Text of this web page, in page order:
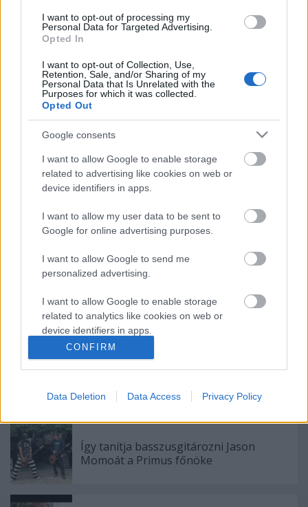
I want to opt-out of processing my
Personal Data for Targeted Advertising.
Opted In
I want to opt-out of Collection, Use,
Retention, Sale, and/or Sharing of my
Personal Data that Is Unrelated with the
Purposes for which it was collected.
Opted Out
Google consents
I want to allow Google to enable storage
related to advertising like cookies on web or
device identifiers in apps.
I want to allow my user data to be sent to
Google for online advertising purposes.
I want to allow Google to send me
personalized advertising.
I want to allow Google to enable storage
related to analytics like cookies on web or
device identifiers in apps.
I want to allow Google to enable storage
related to functionality of the website or app.
I want to allow Google to enable storage
I want to allow Google to enable storage
related to security, including authentication
functionality and fraud prevention, and other
CONFIRM
Data Deletion Data Access Privacy Policy
kiállás bontja meg a megszokott struktúrát. Ez egy
jól megírt, északi metálsláger, amelyik
befusson vele a sokak által másolt zenekar. Ha pedig
mégis sikerül, akkor elmondhatják magukról, hogy
nem izzadtak meg a sikerért, csak azt hozták, amit
tudnak, és tudtak már több mint egy évtizede is.
Címkék:metál soilwork a hét dala
Ajánlott bejegyzések:
Meghalt egy zseni, újra él az AC/DC - Ez
történt a Lángolón
A jazz és a klasszikus zene találkozása,
némi füttyel - Ilyen a HAB című film zenéje
Így tanítja basszusgitározni Jason
Momoát a Primus főnöke